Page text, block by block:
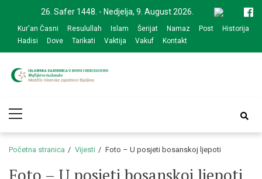
navigation
content
26. Safer 1448. - Nedjelja, 9. August 2026.
Kur'an Časni Resulullah Islam Šerijat Namaz Post
Historija
Hadisi
Dove Tarikati Vaktija Vakuf Kontakt
zajednice Bijeljina
Menu
Početna stranica Vijesti Foto – U posjeti bosanskoj ljepoti